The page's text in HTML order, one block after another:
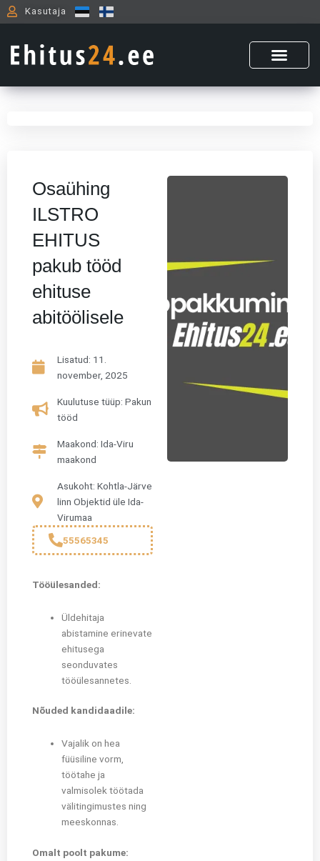
Skip
to
Kasutaja
Osaühing
ILSTRO
EHITUS
pakub tööd
ehituse
abitöölisele
Lisatud: 11.
november, 2025
Kuulutuse tüüp: Pakun
tööd
Maakond: Ida-Viru
maakond
Asukoht: Kohtla-Järve
linn Objektid üle Ida-
Virumaa
55565345
Tööülesanded:
Üldehitaja
abistamine erinevate
ehitusega
seonduvates
tööülesannetes.
Nõuded kandidaadile:
Vajalik on hea
füüsiline vorm,
töötahe ja
valmisolek töötada
välitingimustes ning
meeskonnas.
Omalt poolt pakume: